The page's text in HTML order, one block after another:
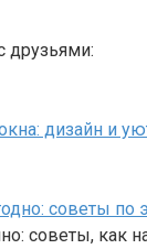
друзьями:
дизайн и
советы по
советы, как